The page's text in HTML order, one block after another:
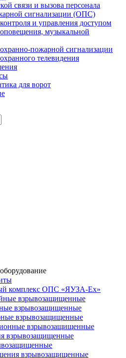
связи и вызова персонала
сигнализации (ОПС)
и управления доступом
музыкальной
пожарной сигнализации
телевидения
для ворот
комплекс ОПС «ЯУЗА-Ех»
взрывозащищенные
взрывозащищенные
взрывозащищенные
взрывозащищенные
взрывозащищенные
взрывозащищенные